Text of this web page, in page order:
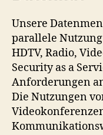
Unsere
parallele
HDTV, Radio,
Security as a
Anforderungen
Die Nutzungen